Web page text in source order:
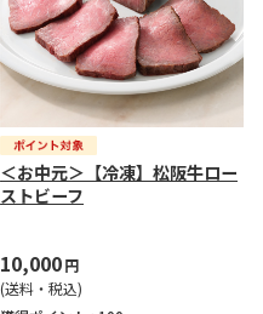
＜お中元＞【冷凍】松阪牛ロー
ストビーフ
10,000円
(送料・税込)